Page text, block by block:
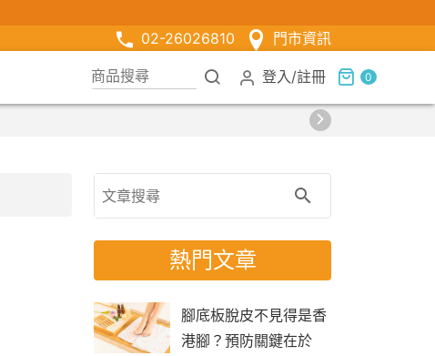
02-26026810
門市資訊
登入 /註冊 0
熱門文章
腳底板脫皮不見得是香
港腳？預防關鍵在於